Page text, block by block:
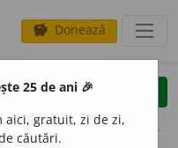
savings Donează
clear
opțiuni
25 de ani 🎉
aici, gratuit, zi de zi,
căutări.